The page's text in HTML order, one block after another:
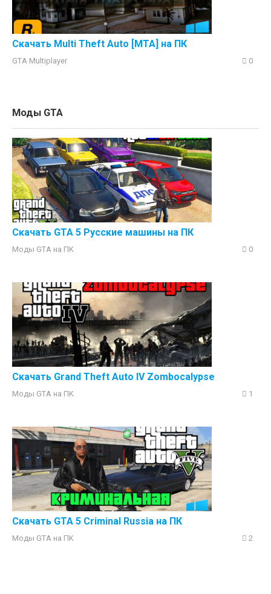
Скачать Multi Theft Auto [MTA] на ПК
GTA Multiplayer 0
Моды GTA
Скачать GTA 5 Русские машины на ПК
Моды GTA на ПK 0
Скачать Grand Theft Auto IV Zombocalypse
Моды GTA на ПK 1
Скачать GTA 5 Criminal Russia на ПК
Моды GTA на ПK 2